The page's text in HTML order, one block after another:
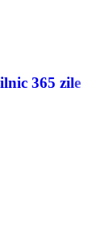
365 zile